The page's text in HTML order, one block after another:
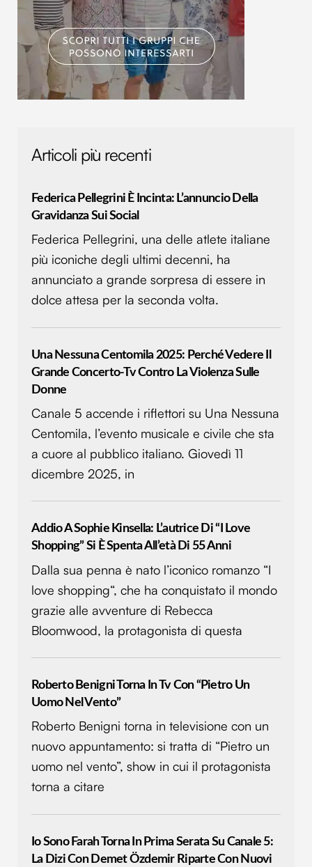
Articoli più recenti
Federica Pellegrini È Incinta: L’annuncio Della
Gravidanza Sui Social
Federica Pellegrini, una delle atlete italiane
più iconiche degli ultimi decenni, ha
annunciato a grande sorpresa di essere in
dolce attesa per la seconda volta.
Una Nessuna Centomila 2025: Perché Vedere Il
Grande Concerto-Tv Contro La Violenza Sulle
Donne
Canale 5 accende i riflettori su Una Nessuna
Centomila, l’evento musicale e civile che sta
a cuore al pubblico italiano. Giovedì 11
dicembre 2025, in
Addio A Sophie Kinsella: L’autrice Di “I Love
Shopping” Si È Spenta All’età Di 55 Anni
Dalla sua penna è nato l’iconico romanzo “I
love shopping“, che ha conquistato il mondo
grazie alle avventure di Rebecca
Bloomwood, la protagonista di questa
Roberto Benigni Torna In Tv Con “Pietro Un
Uomo Nel Vento”
Roberto Benigni torna in televisione con un
nuovo appuntamento: si tratta di “Pietro un
uomo nel vento”, show in cui il protagonista
torna a citare
Io Sono Farah Torna In Prima Serata Su Canale 5:
La Dizi Con Demet Özdemir Riparte Con Nuovi